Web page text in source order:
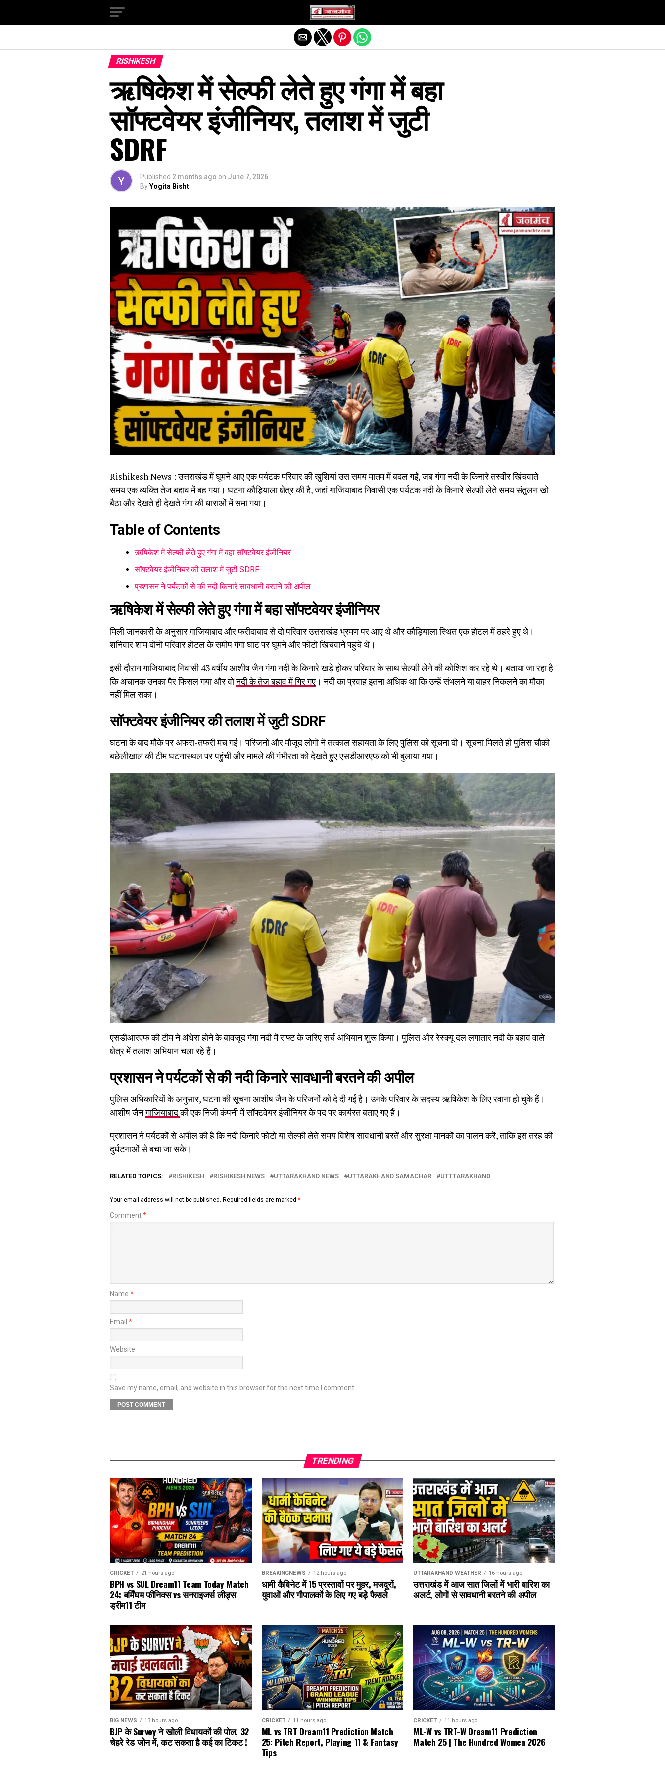
RISHIKESH
ऋषिकेश में सेल्फी लेते हुए गंगा में बहा
सॉफ्टवेयर इंजीनियर, तलाश में जुटी
SDRF
Published 2 months ago on June 7, 2026
ByYogita Bisht
Rishikesh News : उत्तराखंड में घूमने आए एक पर्यटक परिवार की खुशियां उस समय मातम में बदल गईं, जब गंगा नदी के किनारे तस्वीर खिंचवाते
समय एक व्यक्ति तेज बहाव में बह गया। घटना कौड़ियाला क्षेत्र की है, जहां गाजियाबाद निवासी एक पर्यटक नदी के किनारे सेल्फी लेते समय संतुलन खो
बैठा और देखते ही देखते गंगा की धाराओं में समा गया।
Table of Contents
ऋषिकेश में सेल्फी लेते हुए गंगा में बहा सॉफ्टवेयर इंजीनियर
सॉफ्टवेयर इंजीनियर की तलाश में जुटी SDRF
प्रशासन ने पर्यटकों से की नदी किनारे सावधानी बरतने की अपील
ऋषिकेश में सेल्फी लेते हुए गंगा में बहा सॉफ्टवेयर इंजीनियर
मिली जानकारी के अनुसार गाजियाबाद और फरीदाबाद से दो परिवार उत्तराखंड भ्रमण पर आए थे और कौड़ियाला स्थित एक होटल में ठहरे हुए थे।
शनिवार शाम दोनों परिवार होटल के समीप गंगा घाट पर घूमने और फोटो खिंचवाने पहुंचे थे।
इसी दौरान गाजियाबाद निवासी 43 वर्षीय आशीष जैन गंगा नदी के किनारे खड़े होकर परिवार के साथ सेल्फी लेने की कोशिश कर रहे थे। बताया जा रहा है
कि अचानक उनका पैर फिसल गया और वोनदी के तेज बहाव में गिर गए । नदी का प्रवाह इतना अधिक था कि उन्हें संभलने या बाहर निकलने का मौका
नहीं मिल सका।
सॉफ्टवेयर इंजीनियर की तलाश में जुटी SDRF
घटना के बाद मौके पर अफरा-तफरी मच गई। परिजनों और मौजूद लोगों ने तत्काल सहायता के लिए पुलिस को सूचना दी। सूचना मिलते ही पुलिस चौकी
बछेलीखाल की टीम घटनास्थल पर पहुंची और मामले की गंभीरता को देखते हुए एसडीआरएफ को भी बुलाया गया।
एसडीआरएफ की टीम ने अंधेरा होने के बावजूद गंगा नदी में राफ्ट के जरिए सर्च अभियान शुरू किया। पुलिस और रेस्क्यू दल लगातार नदी के बहाव वाले
क्षेत्र में तलाश अभियान चला रहे हैं।
प्रशासन ने पर्यटकों से की नदी किनारे सावधानी बरतने की अपील
पुलिस अधिकारियों के अनुसार, घटना की सूचना आशीष जैन के परिजनों को दे दी गई है। उनके परिवार के सदस्य ऋषिकेश के लिए रवाना हो चुके हैं।
आशीष जैनगाजियाबादकी एक निजी कंपनी में सॉफ्टवेयर इंजीनियर के पद पर कार्यरत बताए गए हैं।
प्रशासन ने पर्यटकों से अपील की है कि नदी किनारे फोटो या सेल्फी लेते समय विशेष सावधानी बरतें और सुरक्षा मानकों का पालन करें, ताकि इस तरह की
दुर्घटनाओं से बचा जा सके।
RELATED TOPICS: RISHIKESH RISHIKESH NEWS UTTARAKHAND NEWS UTTARAKHAND SAMACHAR UTTTARAKHAND
Your email address will not be published. Required fields are marked *
Comment*
Name *
Email *
Website
Save my name, email, and website in this browser for the next time I comment.
TRENDING
CRICKET 21 hours ago
BPH vs SUL Dream11 Team Today Match
24: बर्मिंघम फीनिक्स vs सनराइजर्स लीड्स
ड्रीम11 टीम
BREAKINGNEWS 12 hours ago
धामी कैबिनेट में 15 प्रस्तावों पर मुहर, मजदूरों,
युवाओं और गौपालकों के लिए गए बड़े फैसले
UTTARAKHAND WEATHER 16 hours ago
उत्तराखंड में आज सात जिलों में भारी बारिश का
अलर्ट, लोगों से सावधानी बरतने की अपील
BIG NEWS 13 hours ago
BJP के Survey ने खोली विधायकों की पोल, 32
चेहरे रेड जोन में, कट सकता है कई का टिकट !
CRICKET 11 hours ago
ML vs TRT Dream11 Prediction Match
25: Pitch Report, Playing 11 & Fantasy
Tips
CRICKET 11 hours ago
ML-W vs TRT-W Dream11 Prediction
Match 25 | The Hundred Women 2026
Exit mobile version